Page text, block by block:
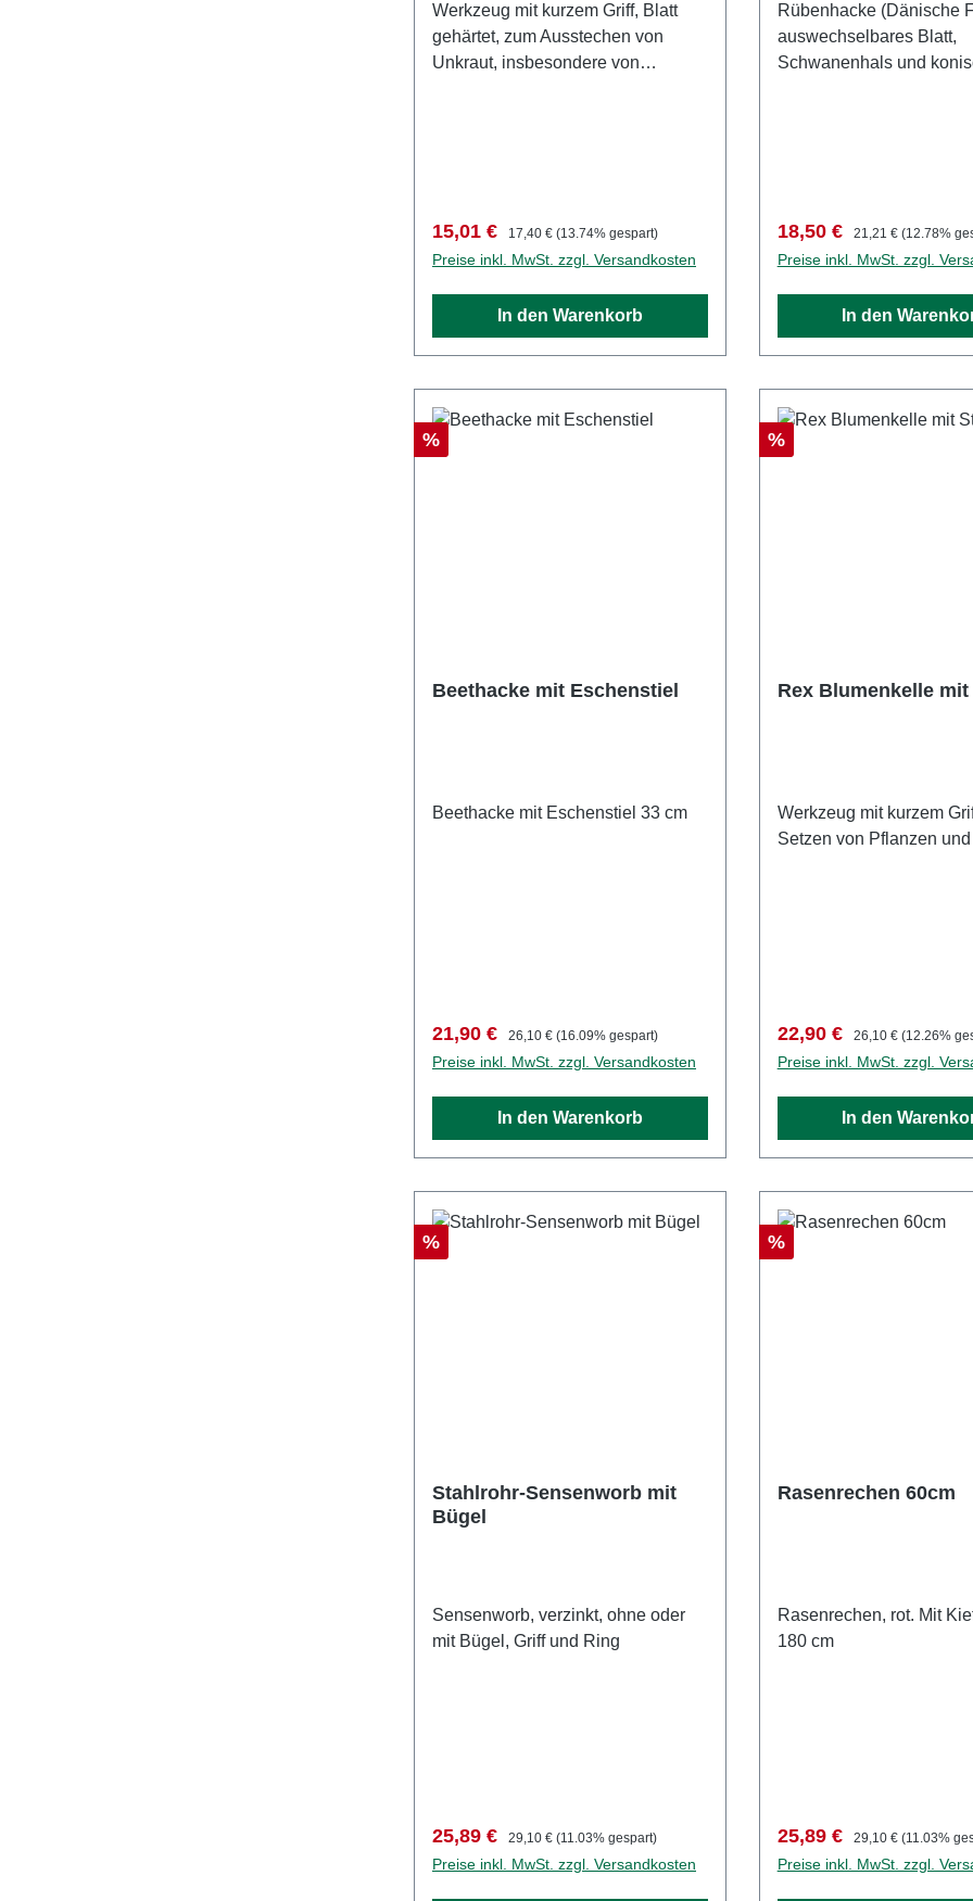
Werkzeug mit kurzem Griff, Blatt
gehärtet, zum Ausstechen von
Unkraut, insbesondere von
Verkaufspreis:
15,01 € Regulärer Preis:
17,40 € (13.74% gespart)
Preise inkl. MwSt. zzgl. Versandkosten
In den Warenkorb
Rübenhacke (Dänische
auswechselbares Blatt,
Schwanenhals und
Verkaufspreis:
18,50 € Regulärer Preis:
21,21 € (12.78%
Preise inkl. MwSt. zzgl.
In den
Rabatt
%
Beethacke mit Eschenstiel
Beethacke mit Eschenstiel 33 cm
Verkaufspreis:
21,90 € Regulärer Preis:
26,10 € (16.09% gespart)
Preise inkl. MwSt. zzgl. Versandkosten
In den Warenkorb
Rabatt
%
Rex Blumenkelle mit
Werkzeug mit kurzem
Setzen von Pflanzen
Verkaufspreis:
22,90 € Regulärer Preis:
26,10 € (12.26%
Preise inkl. MwSt. zzgl.
In den
Rabatt
%
Stahlrohr-Sensenworb mit
Bügel
Sensenworb, verzinkt, ohne oder
mit Bügel, Griff und Ring
Verkaufspreis:
25,89 € Regulärer Preis:
29,10 € (11.03% gespart)
Preise inkl. MwSt. zzgl. Versandkosten
Rabatt
%
Rasenrechen 60cm
Rasenrechen, rot. Mit
180 cm
Verkaufspreis:
25,89 € Regulärer Preis:
29,10 € (11.03%
Preise inkl. MwSt. zzgl.